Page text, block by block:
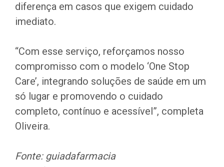
diferença em casos que exigem cuidado
imediato.
“Com esse serviço, reforçamos nosso
compromisso com o modelo ‘One Stop
Care’, integrando soluções de saúde em um
só lugar e promovendo o cuidado
completo, contínuo e acessível”, completa
Oliveira.
Fonte: guiadafarmacia